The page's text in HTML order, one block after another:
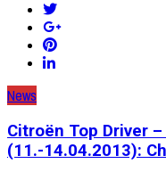
News
Citroën Top Driver
(11.-14.04.2013):